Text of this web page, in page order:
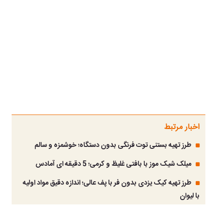
اخبار مرتبط
طرز تهیه بستنی توت فرنگی بدون دستگاه؛ خوشمزه و سالم
میلک شیک موز با بافتی غلیظ و کرمی؛ 5 دقیقه ای آمادس
طرز تهیه کیک یزدی بدون فر با پف عالی؛ اندازه دقیق مواد اولیه
با لیوان